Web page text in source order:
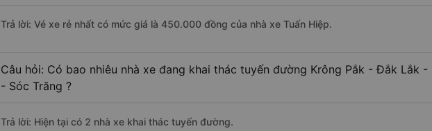
Trả lời: Vé xe rẻ nhất có mức giá là 450.000 đồng của nhà xe Tuấn Hiệp.
Câu hỏi: Có bao nhiêu nhà xe đang khai thác tuyến đường Krông Pắk - Đắk Lắk -
- Sóc Trăng ?
Trả lời: Hiện tại có 2 nhà xe khai thác tuyến đường.